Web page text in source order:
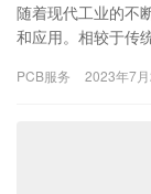
随着现代工业的不
和应用。相较于传
一、高频线圈加热
PCB服务 2023年7